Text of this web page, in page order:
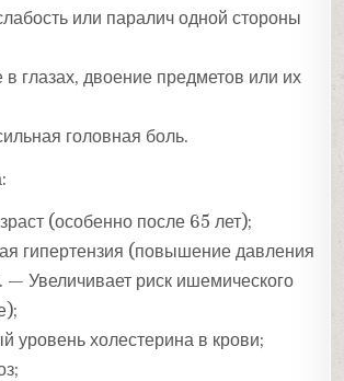
или паралич одной стороны
глазах, двоение предметов или их
головная боль.
(особенно после 65 лет);
гипертензия (повышение давления
— Увеличивает риск ишемического
холестерина в крови;